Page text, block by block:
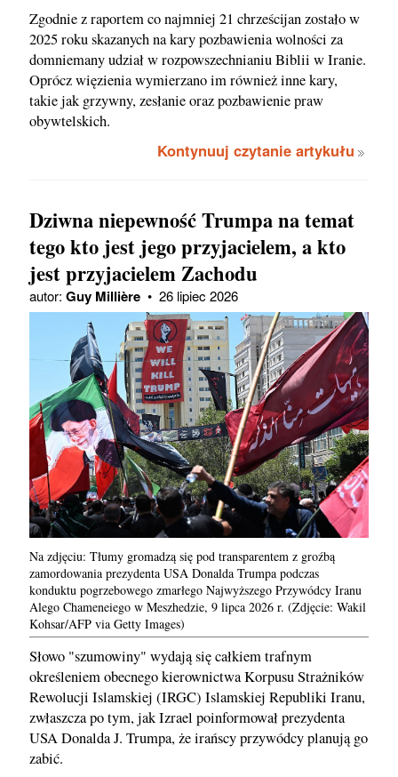
Zgodnie z raportem co najmniej 21 chrześcijan zostało w
2025 roku skazanych na kary pozbawienia wolności za
domniemany udział w rozpowszechnianiu Biblii w Iranie.
Oprócz więzienia wymierzano im również inne kary,
takie jak grzywny, zesłanie oraz pozbawienie praw
obywtelskich.
Kontynuuj czytanie artykułu
Dziwna niepewność Trumpa na temat
tego kto jest jego przyjacielem, a kto
jest przyjacielem Zachodu
autor: Guy Millière • 26 lipiec 2026
Na zdjęciu: Tłumy gromadzą się pod transparentem z groźbą
zamordowania prezydenta USA Donalda Trumpa podczas
konduktu pogrzebowego zmarłego Najwyższego Przywódcy Iranu
Alego Chameneiego w Meszhedzie, 9 lipca 2026 r. (Zdjęcie: Wakil
Kohsar/AFP via Getty Images)
Słowo "szumowiny" wydają się całkiem trafnym
określeniem obecnego kierownictwa Korpusu Strażników
Rewolucji Islamskiej (IRGC) Islamskiej Republiki Iranu,
zwłaszcza po tym, jak Izrael poinformował prezydenta
USA Donalda J. Trumpa, że irańscy przywódcy planują go
zabić.